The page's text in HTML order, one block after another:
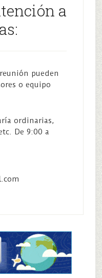
a
pueden
o equipo
ordinarias,
De 9:00 a